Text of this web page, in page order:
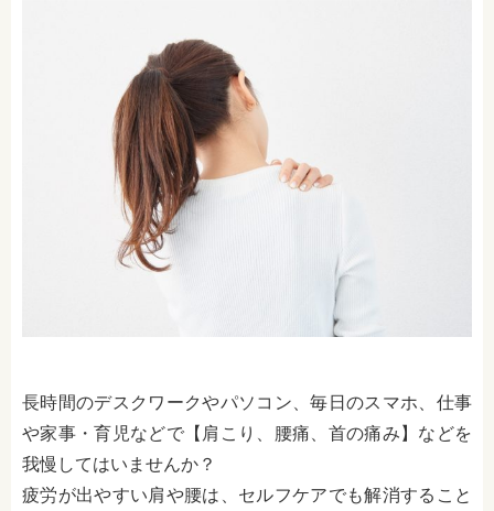
長時間のデスクワークやパソコン、毎日のスマホ、仕事
や家事・育児などで【肩こり、腰痛、首の痛み】などを
我慢してはいませんか？
疲労が出やすい肩や腰は、セルフケアでも解消すること